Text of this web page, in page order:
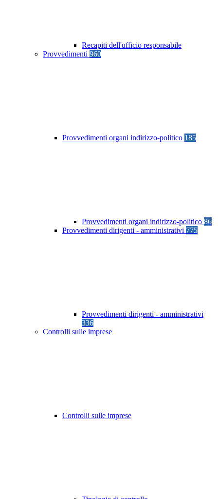
Recapiti dell'ufficio responsabile
Provvedimenti 960
Provvedimenti organi indirizzo-politico 185
Provvedimenti organi indirizzo-politico 86
Provvedimenti dirigenti - amministrativi 775
Provvedimenti dirigenti - amministrativi
336
Controlli sulle imprese
Controlli sulle imprese